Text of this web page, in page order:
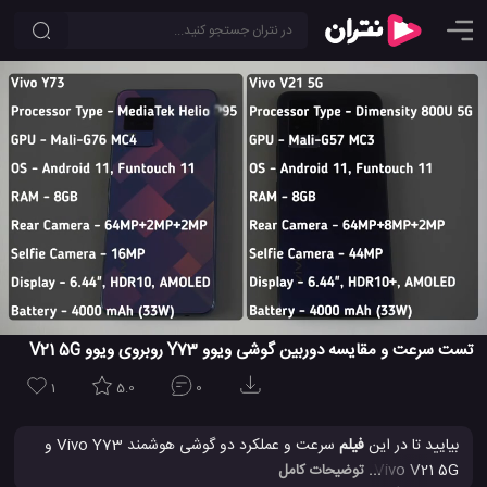
تست سرعت و مقایسه دوربین گوشی ویوو Y73 روبروی ویوو V21 5G
1 5.0 0
بیایید تا در اینفیلم
سرعت و عملکرد دو گوشی هوشمند Vivo Y73 و
... توضیحات کامل